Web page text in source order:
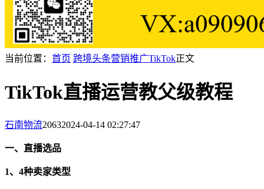
当前位置： 首页 跨境头条营销推广TikTok正文
TikTok直播运营教父级教程
石南物流20632024-04-14 02:27:47
一、直播选品
1、4种卖家类型